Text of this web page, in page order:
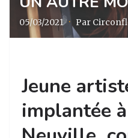
05/03/2021 · Par
Jeune
implantée